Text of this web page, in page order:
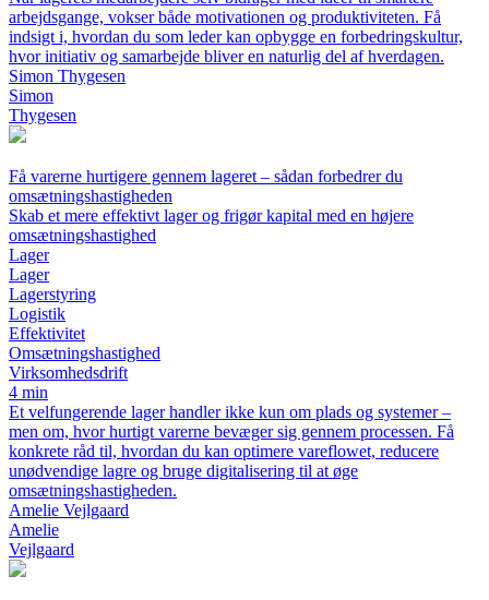
arbejdsgange, vokser både motivationen og produktiviteten. Få
indsigt i, hvordan du som leder kan opbygge en forbedringskultur,
hvor initiativ og samarbejde bliver en naturlig del af hverdagen.
Simon Thygesen
Simon
Thygesen
Få varerne hurtigere gennem lageret – sådan forbedrer du
omsætningshastigheden
Skab et mere effektivt lager og frigør kapital med en højere
omsætningshastighed
Lager
Lager
Lagerstyring
Logistik
Effektivitet
Omsætningshastighed
Virksomhedsdrift
4 min
Et velfungerende lager handler ikke kun om plads og systemer –
men om, hvor hurtigt varerne bevæger sig gennem processen. Få
konkrete råd til, hvordan du kan optimere vareflowet, reducere
unødvendige lagre og bruge digitalisering til at øge
omsætningshastigheden.
Amelie Vejlgaard
Amelie
Vejlgaard